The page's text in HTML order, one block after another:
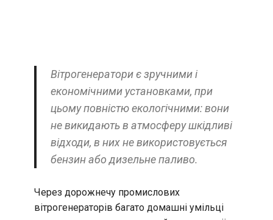
Вітрогенератори є зручними і
економічними установками, при
цьому повністю екологічними: вони
не викидають в атмосферу шкідливі
відходи, в них не використовується
бензин або дизельне паливо.
Через дорожнечу промислових
вітрогенераторів багато домашні умільці